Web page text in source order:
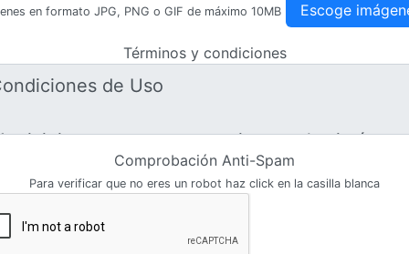
en formato JPG, PNG o GIF de máximo 10MB Escoge
Términos y condiciones
Comprobación Anti-Spam
Para verificar que no eres un robot haz click en la casilla blanca